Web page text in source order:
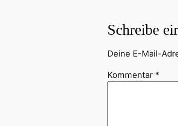
Schreibe
Deine E-Mail-
Kommentar *